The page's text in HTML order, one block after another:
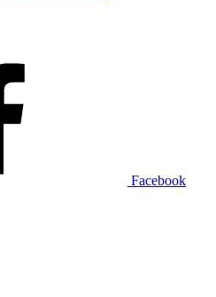
Facebook